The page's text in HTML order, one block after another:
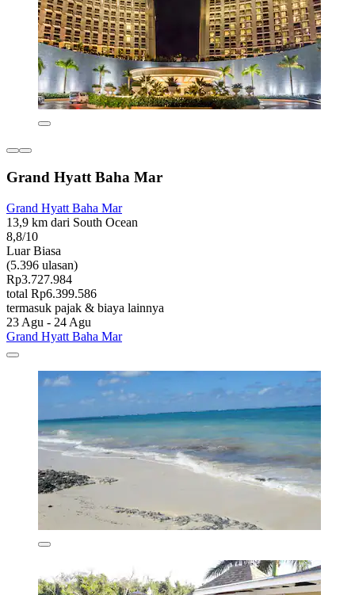
Grand Hyatt Baha Mar
Grand Hyatt Baha Mar
13,9 km dari South Ocean
8,8/10
Luar Biasa
(5.396 ulasan)
Rp3.727.984
total Rp6.399.586
termasuk pajak & biaya lainnya
23 Agu - 24 Agu
Grand Hyatt Baha Mar